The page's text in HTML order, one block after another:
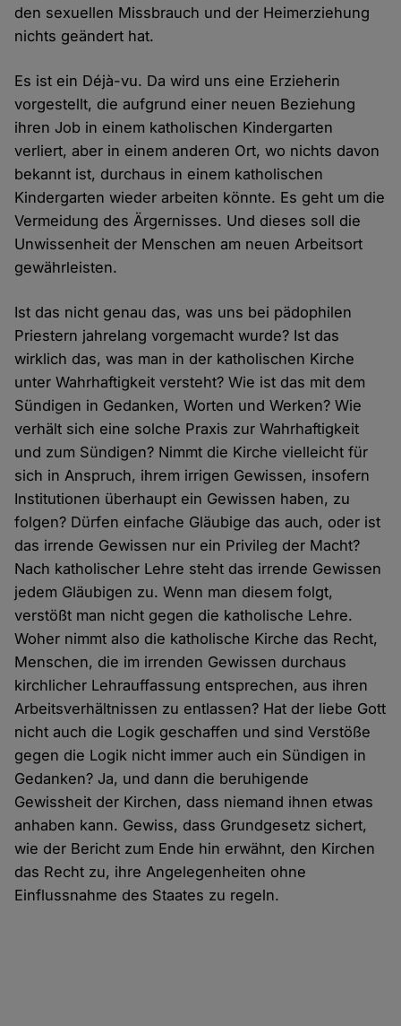
den sexuellen Missbrauch und der Heimerziehung
nichts geändert hat.
Es ist ein Déjà-vu. Da wird uns eine Erzieherin
vorgestellt, die aufgrund einer neuen Beziehung
ihren Job in einem katholischen Kindergarten
verliert, aber in einem anderen Ort, wo nichts davon
bekannt ist, durchaus in einem katholischen
Kindergarten wieder arbeiten könnte. Es geht um die
Vermeidung des Ärgernisses. Und dieses soll die
Unwissenheit der Menschen am neuen Arbeitsort
gewährleisten.
Ist das nicht genau das, was uns bei pädophilen
Priestern jahrelang vorgemacht wurde? Ist das
wirklich das, was man in der katholischen Kirche
unter Wahrhaftigkeit versteht? Wie ist das mit dem
Sündigen in Gedanken, Worten und Werken? Wie
verhält sich eine solche Praxis zur Wahrhaftigkeit
und zum Sündigen? Nimmt die Kirche vielleicht für
sich in Anspruch, ihrem irrigen Gewissen, insofern
Institutionen überhaupt ein Gewissen haben, zu
folgen? Dürfen einfache Gläubige das auch, oder ist
das irrende Gewissen nur ein Privileg der Macht?
Nach katholischer Lehre steht das irrende Gewissen
jedem Gläubigen zu. Wenn man diesem folgt,
verstößt man nicht gegen die katholische Lehre.
Woher nimmt also die katholische Kirche das Recht,
Menschen, die im irrenden Gewissen durchaus
kirchlicher Lehrauffassung entsprechen, aus ihren
Arbeitsverhältnissen zu entlassen? Hat der liebe Gott
nicht auch die Logik geschaffen und sind Verstöße
gegen die Logik nicht immer auch ein Sündigen in
Gedanken? Ja, und dann die beruhigende
Gewissheit der Kirchen, dass niemand ihnen etwas
anhaben kann. Gewiss, dass Grundgesetz sichert,
wie der Bericht zum Ende hin erwähnt, den Kirchen
das Recht zu, ihre Angelegenheiten ohne
Einflussnahme des Staates zu regeln.